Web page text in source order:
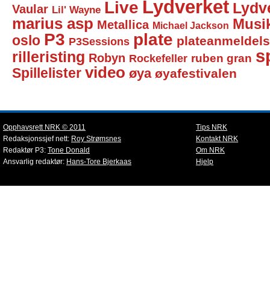
Vaular Lil' Wayne Live Lydverket
marius asp Metallica Michael Jackson
oslo P3 P3Sessions plate
rilleristing Robyn Rockefeller ruben gran
Spillelister video øya øyafestivalen
Opphavsrett NRK © 2011
Redaksjonssjef nett: Roy Strømsnes
Redaktør P3: Tone Donald
Ansvarlig redaktør: Hans-Tore Bjerkaas
Tips NRK
Kontakt NRK
Om NRK
Hjelp